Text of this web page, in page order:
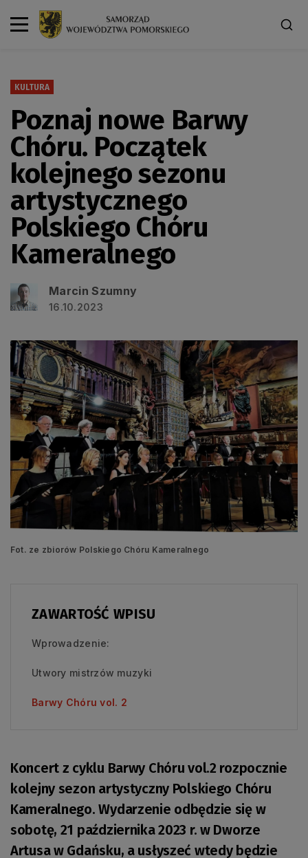
KULTURA
Poznaj nowe Barwy
Chóru. Początek
kolejnego sezonu
artystycznego
Polskiego Chóru
Kameralnego
Marcin Szumny
16.10.2023
Fot. ze zbiorów Polskiego Chóru Kameralnego
ZAWARTOŚĆ WPISU
Wprowadzenie:
Utwory mistrzów muzyki
Barwy Chóru vol. 2
Koncert z cyklu Barwy Chóru vol.2 rozpocznie
kolejny sezon artystyczny Polskiego Chóru
Kameralnego. Wydarzenie odbędzie się w
sobotę, 21 października 2023 r. w Dworze
Artusa w Gdańsku, a usłyszeć wtedy będzie